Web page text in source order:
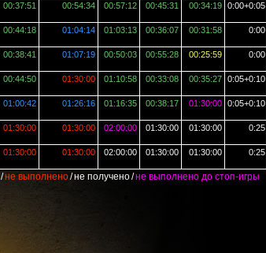
00:37:51 00:54:34 00:57:12 00:45:31 00:34:19 0:00+0:05
00:44:18 01:04:14 01:03:13 00:36:07 00:31:58 0:00
00:38:41 01:07:19 00:50:03 00:55:28 00:25:59 0:00
00:44:50 01:30:00 01:10:58 00:33:08 00:35:27 0:05+0:10
01:00:42 01:26:16 01:16:35 00:38:17 01:30:00 0:05+0:10
01:30:00 01:30:00 02:00:00 01:30:00 01:30:00 0:25
01:30:00 01:30:00 02:00:00 01:30:00 01:30:00 0:25
/не выполнено/не получено/не выполнено до стоп-игры